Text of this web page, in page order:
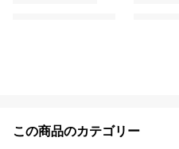
この商品のカテゴリー